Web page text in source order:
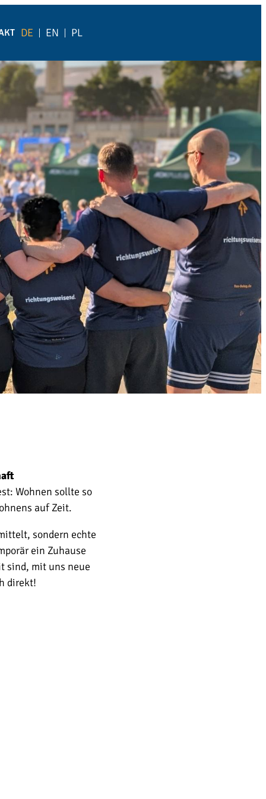
DE EN PL
Wohnen sollte so
auf Zeit.
sondern echte
ein Zuhause
sind, mit uns neue
direkt!